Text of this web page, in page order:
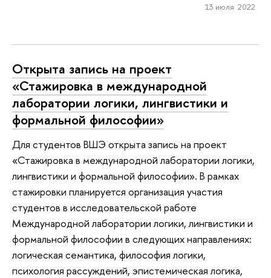
13 июля 2022
Открыта запись на проект
«Стажировка в международной
лаборатории логики, лингвистики и
формальной философии»
Для студентов ВШЭ открыта запись на проект
«Стажировка в международной лаборатории логики,
лингвистики и формальной философии». В рамках
стажировки планируется организация участия
студентов в исследовательской работе
Международной лаборатории логики, лингвистики и
формальной философии в следующих направлениях:
логическая семантика, философия логики,
психология рассуждений, эпистемическая логика,